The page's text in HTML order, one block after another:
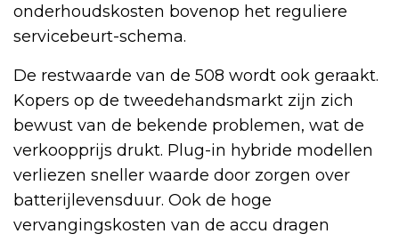
onderhoudskosten bovenop het reguliere
servicebeurt-schema.
De restwaarde van de 508 wordt ook geraakt.
Kopers op de tweedehandsmarkt zijn zich
bewust van de bekende problemen, wat de
verkoopprijs drukt. Plug-in hybride modellen
verliezen sneller waarde door zorgen over
batterijlevensduur. Ook de hoge
vervangingskosten van de accu dragen